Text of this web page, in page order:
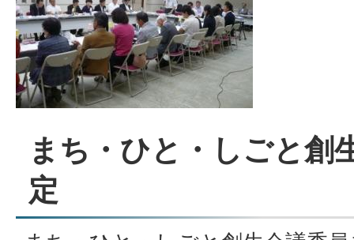
まち・ひと・しごと創
定